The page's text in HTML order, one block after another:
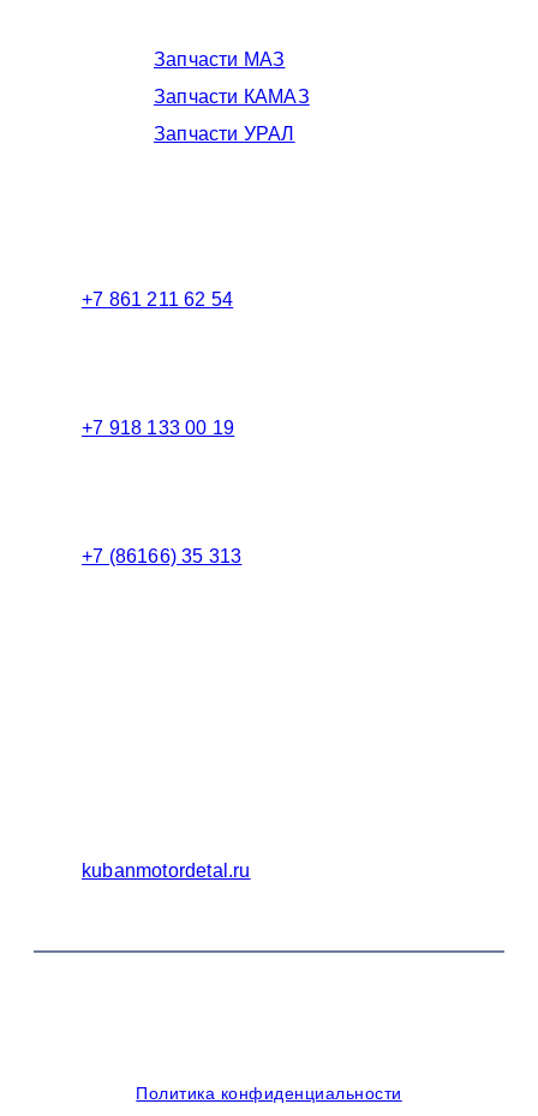
Запчасти МАЗ
Запчасти КАМАЗ
Запчасти УРАЛ
+7 861 211 62 54
+7 918 133 00 19
+7 (86166) 35 313
kubanmotordetal.ru
Политика конфиденциальности